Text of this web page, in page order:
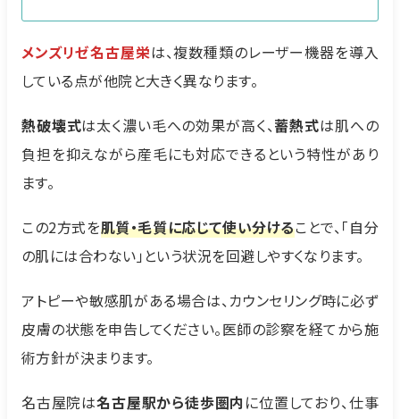
メンズリゼ名古屋栄は、複数種類のレーザー機器を導入
している点が他院と大きく異なります。
熱破壊式は太く濃い毛への効果が高く、蓄熱式は肌への
負担を抑えながら産毛にも対応できるという特性があり
ます。
この2方式を肌質・毛質に応じて使い分けることで、「自分
の肌には合わない」という状況を回避しやすくなります。
アトピーや敏感肌がある場合は、カウンセリング時に必ず
皮膚の状態を申告してください。医師の診察を経てから施
術方針が決まります。
名古屋院は名古屋駅から徒歩圏内 に位置しており、仕事